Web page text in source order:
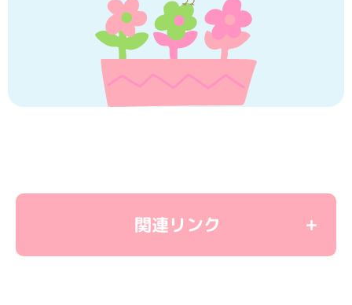
関連リンク